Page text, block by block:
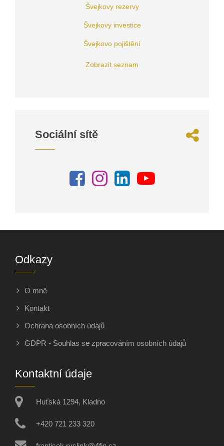
Švejkovy rezervy
Švejkovy investice
Švejkovo pojištění
Zobrazit seznam
Sociální sítě
Odkazy
O mně
Kontakt
Ochrana osobních údajů
GDPR - Souhlas se zpracováním osobních údajů
Kontaktní údaje
Huťská 1294, Kladno
+420 721 233 320